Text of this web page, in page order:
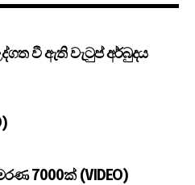
වී ඇති වැටුප් අර්බුදය
7000ක් (VIDEO)